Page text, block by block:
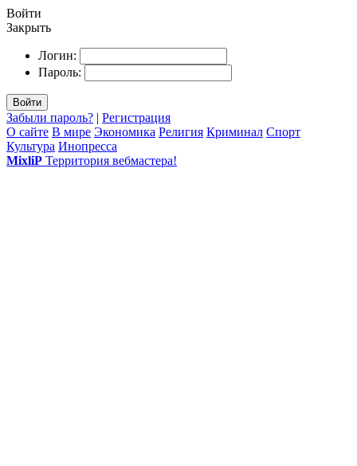
Войти
Закрыть
Логин:
Пароль:
Войти
Забыли пароль? | Регистрация
О сайте В мире Экономика Религия Криминал Спорт
Культура Инопресса
MixliP Территория вебмастера!